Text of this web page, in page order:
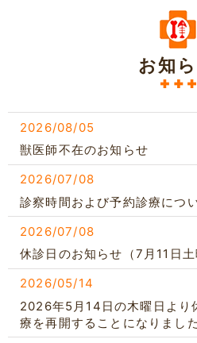
お知
2026/08/05
獣医師不在のお知らせ
2026/07/08
診察時間および予約診療につ
2026/07/08
休診日のお知らせ（7月11日土
2026/05/14
2026年5月14日の木曜日より
療を再開することになりました